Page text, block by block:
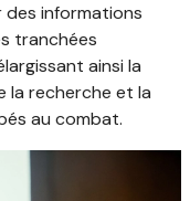
des informations
tranchées
ainsi la
la recherche et la
au combat.